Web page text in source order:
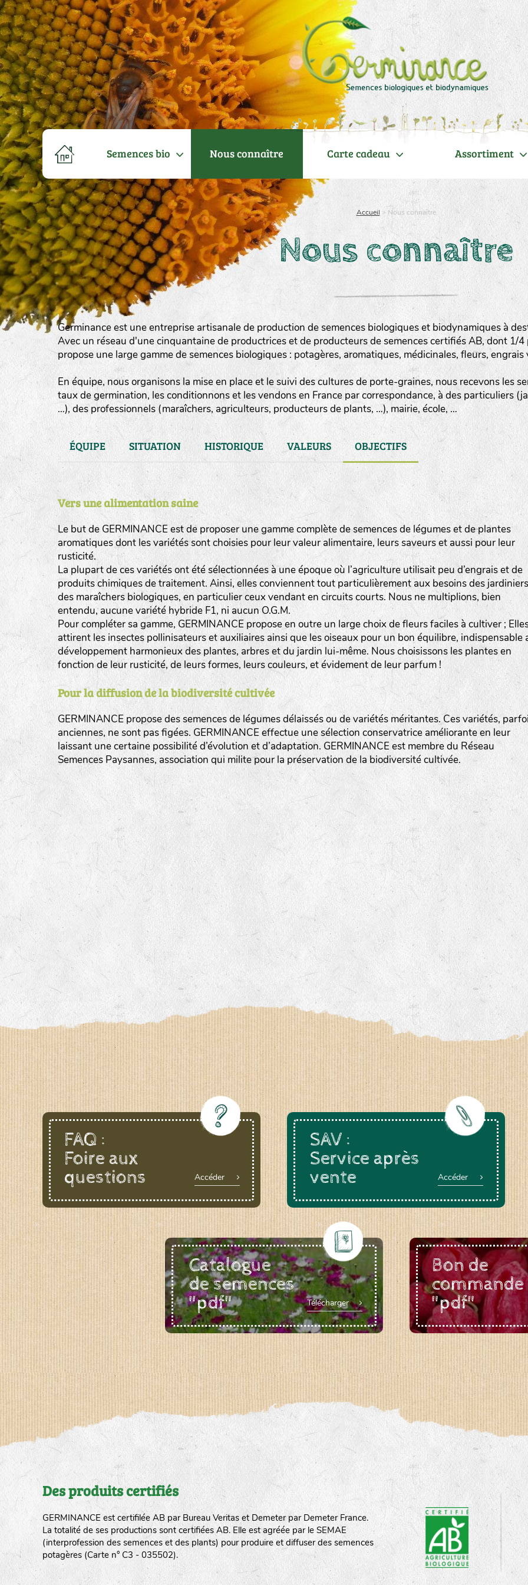
Semences bio Nous connaître Carte cadeau Assortiment
Accueil > Nous connaître
Nous connaître
Germinance est une entreprise artisanale de production de semences biologiques et biodynamiques à
Avec un réseau d'une cinquantaine de productrices et de producteurs de semences certifiés AB, dont 1/
propose une large gamme de semences biologiques : potagères, aromatiques, médicinales, fleurs,
En équipe, nous organisons la mise en place et le suivi des cultures de porte-graines, nous recevons les
taux de germination, les conditionnons et les vendons en France par correspondance, à des particuliers
…), des professionnels (maraîchers, agriculteurs, producteurs de plants, …), mairie, école, …
ÉQUIPE SITUATION HISTORIQUE VALEURS OBJECTIFS
Le YOGA ou le BAIN DE GONG, animée par Anne DEVOUGE
Un ATELIER PRATIQUE ET THEORIQUE autour du jardinage, biodynamie, la graine…
La RANDONNEE PEDESTRE pour profiter des chemins bucoliques des environs
Et d’autres activités diverses : cuisine, vannerie, inventaires sur notre domaine avec un expert
la LPO, géobiologie…
Vers une alimentation saine
Le but de GERMINANCE est de proposer une gamme complète de semences de légumes et de plantes
aromatiques dont les variétés sont choisies pour leur valeur alimentaire, leurs saveurs et aussi pour leur
rusticité.
La plupart de ces variétés ont été sélectionnées à une époque où l’agriculture utilisait peu d’engrais et de
produits chimiques de traitement. Ainsi, elles conviennent tout particulièrement aux besoins des
des maraîchers biologiques, en particulier ceux vendant en circuits courts. Nous ne multiplions, bien
entendu, aucune variété hybride F1, ni aucun O.G.M.
Pour compléter sa gamme, GERMINANCE propose en outre un large choix de fleurs faciles à cultiver ;
attirent les insectes pollinisateurs et auxiliaires ainsi que les oiseaux pour un bon équilibre, indispensable
développement harmonieux des plantes, arbres et du jardin lui-même. Nous choisissons les plantes en
fonction de leur rusticité, de leurs formes, leurs couleurs, et évidement de leur parfum !
Pour la diffusion de la biodiversité cultivée
GERMINANCE propose des semences de légumes délaissés ou de variétés méritantes. Ces variétés,
anciennes, ne sont pas figées. GERMINANCE effectue une sélection conservatrice améliorante en leur
laissant une certaine possibilité d’évolution et d’adaptation. GERMINANCE est membre du Réseau
Semences Paysannes, association qui milite pour la préservation de la biodiversité cultivée.
FAQ :
Foire aux
questions
Accéder
SAV :
Service après
vente
Accéder
Catalogue
de semences
"pdf"
Télécharger
Bon de
commande
"pdf"
Des produits certifiés
GERMINANCE est certifilée AB par Bureau Veritas et Demeter par Demeter France.
La totalité de ses productions sont certifiées AB. Elle est agréée par le SEMAE
(interprofession des semences et des plants) pour produire et diffuser des semences
potagères (Carte n° C3 - 035502).